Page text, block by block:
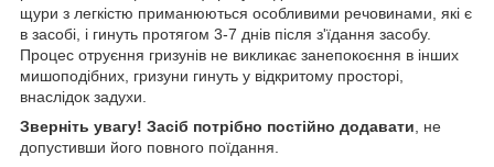
щури з легкістю приманюються особливими речовинами, які є
в засобі, і гинуть протягом 3-7 днів після з'їдання засобу.
Процес отруєння гризунів не викликає занепокоєння в інших
мишоподібних, гризуни гинуть у відкритому просторі,
внаслідок задухи.
Зверніть увагу! Засіб потрібно постійно додавати, не
допустивши його повного поїдання.